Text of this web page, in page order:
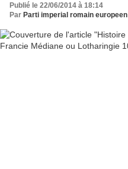
Publié le 22/06/2014 à 18:14
Par Parti imperial romain europeen